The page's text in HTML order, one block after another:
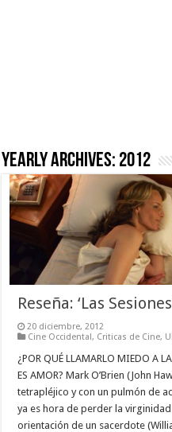
Yearly Archives: 2012
Reseña: ‘Las
20 diciembre, 2012
Cine Occidental, Criticas de Cine,
¿POR QUÉ LLAMARLO MIEDO A
ES AMOR? Mark O’Brien (John
tetrapléjico y con un pulmón de
ya es hora de perder la
orientación de un sacerdote